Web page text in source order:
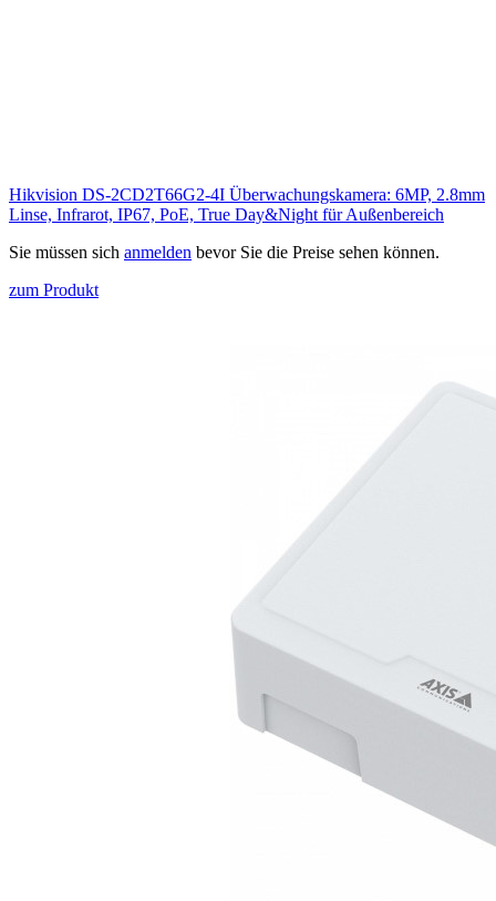
Hikvision DS-2CD2T66G2-4I Überwachungskamera: 6MP, 2.8mm
Linse, Infrarot, IP67, PoE, True Day&Night für Außenbereich
Sie müssen sich anmelden bevor Sie die Preise sehen können.
zum Produkt